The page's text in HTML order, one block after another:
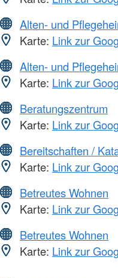
Alten- und
Karte: Link zur
Alten- und
Karte: Link zur
Beratungszentrum
Karte: Link zur
Bereitschaften /
Karte: Link zur
Betreutes Wohnen
Karte: Link zur
Betreutes Wohnen
Karte: Link zur